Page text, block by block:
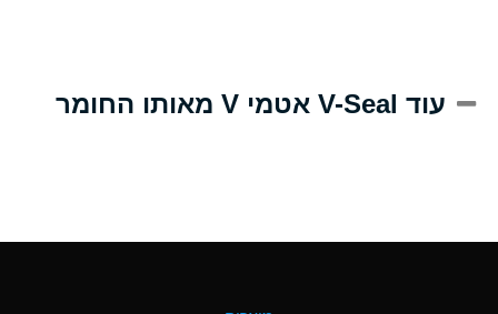
(Aqueous) עוד V-Seal אטמי V מאותו החומר